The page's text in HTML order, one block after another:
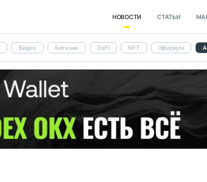
НОВОСТИ СТАТЬИ
Видео Биткоин DeFi NFT Эфириум